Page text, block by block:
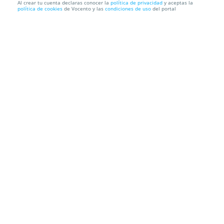
Cata de vinos en la huerta con The Wine Bar (27
Al crear tu cuenta declaras conocer la política de privacidad y aceptas la
política de cookies de Vocento y las condiciones de uso del portal